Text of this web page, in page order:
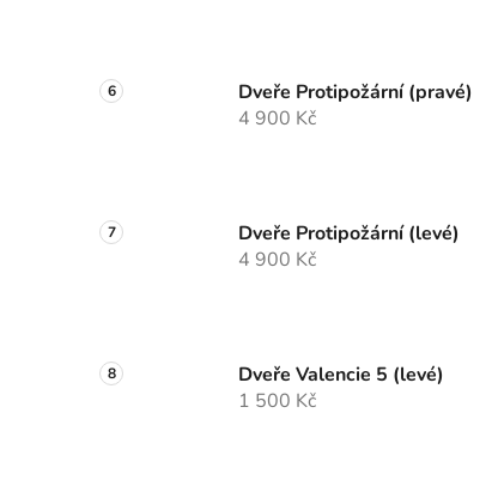
Dveře Protipožární (pravé)
4 900 Kč
Dveře Protipožární (levé)
4 900 Kč
Dveře Valencie 5 (levé)
1 500 Kč